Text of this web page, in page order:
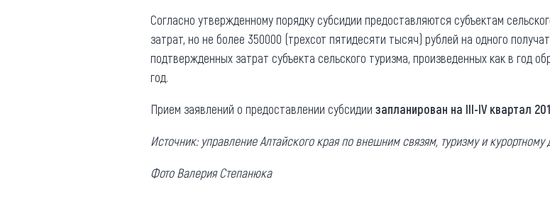
Согласно утвержденному порядку субсидии предоставляются субъектам
затрат, но не более 350000 (трехсот пятидесяти тысяч) рублей на одного
подтвержденных затрат субъекта сельского туризма, произведенных как в год
год.
Прием заявлений о предоставлении субсидии запланирован на III-IV квартал
Источник: управление Алтайского края по внешним связям, туризму и курортному
Фото Валерия Степанюка